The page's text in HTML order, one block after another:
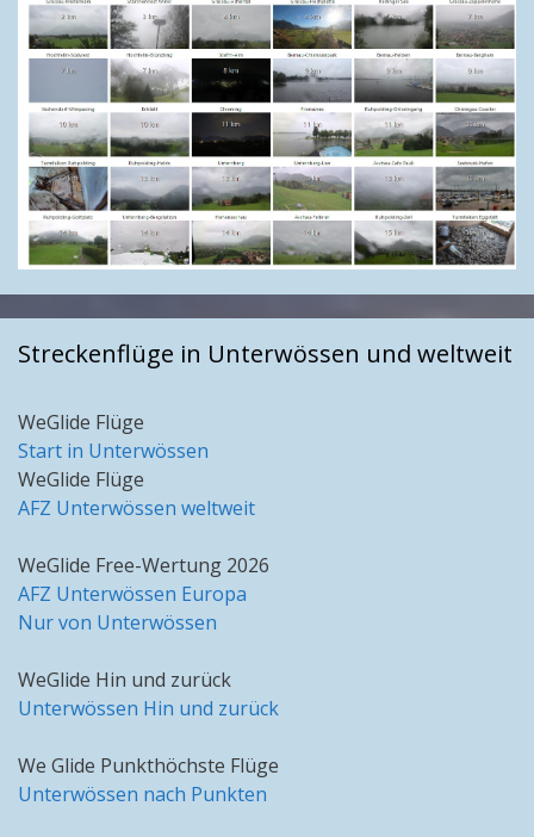
Streckenflüge in Unterwössen und weltweit
WeGlide Flüge
Start in Unterwössen
WeGlide Flüge
AFZ Unterwössen weltweit
WeGlide Free-Wertung 2026
AFZ Unterwössen Europa
Nur von Unterwössen
WeGlide Hin und zurück
Unterwössen Hin und zurück
We Glide Punkthöchste Flüge
Unterwössen nach Punkten